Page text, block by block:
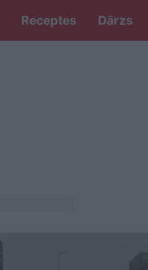
Receptes Dārzs